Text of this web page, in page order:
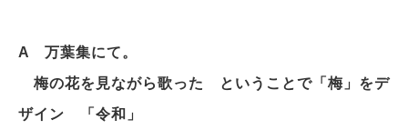
A 万葉集にて。
梅の花を見ながら歌った ということで「梅」をデ
ザイン 「令和」